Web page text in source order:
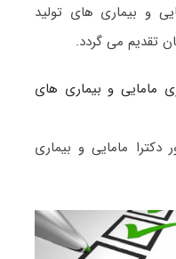
و بیماری های تولید
تقدیم می گردد.
مامایی و بیماری های
دکترا مامایی و بیماری